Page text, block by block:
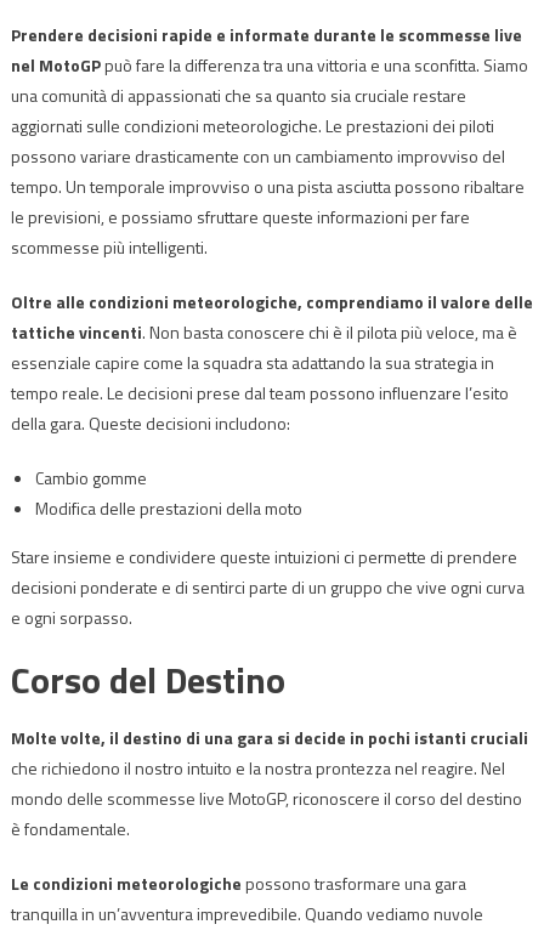
Prendere decisioni rapide e informate durante le scommesse live
nel MotoGPpuò fare la differenza tra una vittoria e una sconfitta. Siamo
una comunità di appassionati che sa quanto sia cruciale restare
aggiornati sulle condizioni meteorologiche. Le prestazioni dei piloti
possono variare drasticamente con un cambiamento improvviso del
tempo. Un temporale improvviso o una pista asciutta possono ribaltare
le previsioni, e possiamo sfruttare queste informazioni per fare
scommesse più intelligenti.
Oltre alle condizioni meteorologiche, comprendiamo il valore delle
tattiche vincenti. Non basta conoscere chi è il pilota più veloce, ma è
essenziale capire come la squadra sta adattando la sua strategia in
tempo reale. Le decisioni prese dal team possono influenzare l’esito
della gara. Queste decisioni includono:
Cambio gomme
Modifica delle prestazioni della moto
Stare insieme e condividere queste intuizioni ci permette di prendere
decisioni ponderate e di sentirci parte di un gruppo che vive ogni curva
e ogni sorpasso.
Corso del Destino
Molte volte, il destino di una gara si decide in pochi istanti cruciali
che richiedono il nostro intuito e la nostra prontezza nel reagire. Nel
mondo delle scommesse live MotoGP, riconoscere il corso del destino
è fondamentale.
Le condizioni meteorologichepossono trasformare una gara
tranquilla in un’avventura imprevedibile. Quando vediamo nuvole